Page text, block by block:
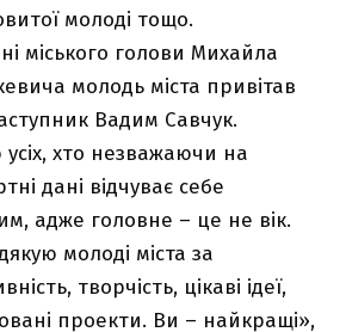
молоді тощо.
міського голови Михайла
молодь міста привітав
Вадим Савчук.
усіх, хто незважаючи на
дані відчуває себе
адже головне – це не вік.
молоді міста за
творчість, цікаві ідеї,
проекти. Ви – найкращі»,